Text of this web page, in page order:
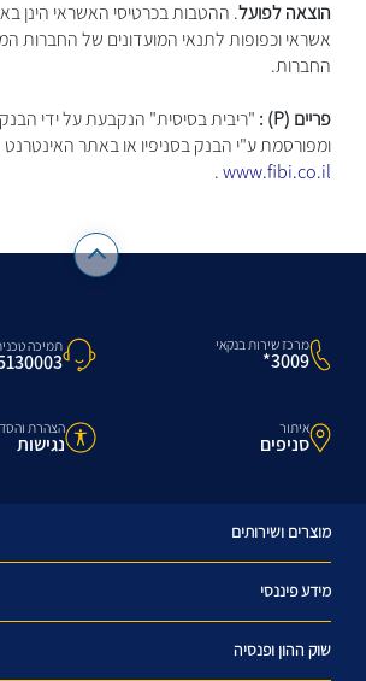
הוצאה לפועל. ההטבות בכרטיסי האשראי הינן
אשראי וכפופות לתנאי המועדונים של החברות
החברות.
פריים (P) :
"ריבית בסיסית" הנקבעת על ידי
ומפורסמת ע"י הבנק בסניפיו או באתר
www.fibi.co.il
.
מרכז שירות בנקאי
3009*
תמיכה
איתור
סניפים
הצהרת
נגישות
מוצרים ושירותים
מידע פיננסי
שוק ההון ופנסיה